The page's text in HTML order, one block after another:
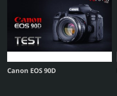
Canon EOS 90D